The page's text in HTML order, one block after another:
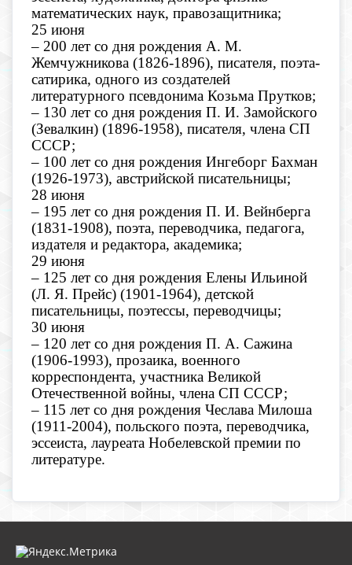
математических наук, правозащитника;
25 июня
– 200 лет со дня рождения А. М.
Жемчужникова (1826-1896), писателя, поэта-
сатирика, одного из создателей
литературного псевдонима Козьма Прутков;
– 130 лет со дня рождения П. И. Замойского
(Зевалкин) (1896-1958), писателя, члена СП
СССР;
– 100 лет со дня рождения Ингеборг Бахман
(1926-1973), австрийской писательницы;
28 июня
– 195 лет со дня рождения П. И. Вейнберга
(1831-1908), поэта, переводчика, педагога,
издателя и редактора, академика;
29 июня
– 125 лет со дня рождения Елены Ильиной
(Л. Я. Прейс) (1901-1964), детской
писательницы, поэтессы, переводчицы;
30 июня
– 120 лет со дня рождения П. А. Сажина
(1906-1993), прозаика, военного
корреспондента, участника Великой
Отечественной войны, члена СП СССР;
– 115 лет со дня рождения Чеслава Милоша
(1911-2004), польского поэта, переводчика,
эссеиста, лауреата Нобелевской премии по
литературе.